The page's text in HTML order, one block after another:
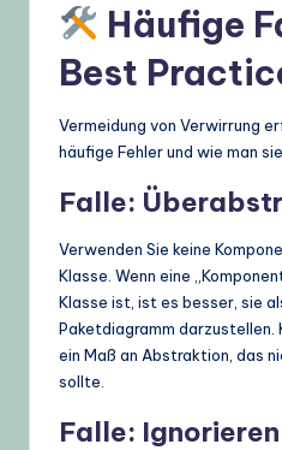
Häufige
Best
Vermeidung von Verwirrung
häufige Fehler und wie man
Falle:
Verwenden Sie keine
Klasse. Wenn eine
Klasse ist, ist es besser, sie
Paketdiagramm darzustellen.
ein Maß an Abstraktion, das
sollte.
Falle: